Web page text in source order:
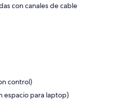
con canales de cable
control)
espacio para laptop)